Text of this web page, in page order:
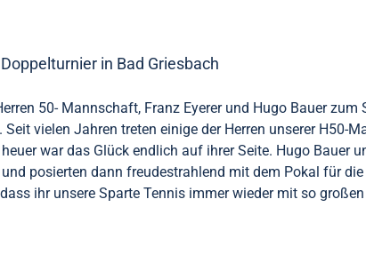
in Bad Griesbach
50- Mannschaft, Franz Eyerer und Hugo Bauer zum
vielen Jahren treten einige der Herren unserer H50-
war das Glück endlich auf ihrer Seite. Hugo Bauer
posierten dann freudestrahlend mit dem Pokal für die
ihr unsere Sparte Tennis immer wieder mit so